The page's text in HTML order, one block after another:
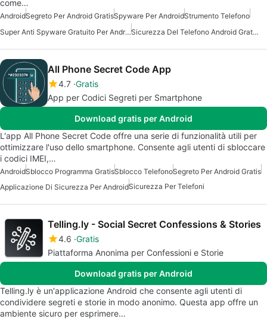
come…
AndroidSegreto Per Android GratisSpyware Per AndroidStrumento Telefono
Super Anti Spyware Gratuito Per Android
Sicurezza Del Telefono Android Gratuita
All Phone Secret Code App
4.7 Gratis
App per Codici Segreti per Smartphone
Download gratis per Android
L'app All Phone Secret Code offre una serie di funzionalità utili per
ottimizzare l'uso dello smartphone. Consente agli utenti di sbloccare
i codici IMEI,…
AndroidSblocco Programma GratisSblocco TelefonoSegreto Per Android Gratis
Applicazione Di Sicurezza Per AndroidSicurezza Per Telefoni
Telling.ly - Social Secret Confessions & Stories
4.6 Gratis
Piattaforma Anonima per Confessioni e Storie
Download gratis per Android
Telling.ly è un'applicazione Android che consente agli utenti di
condividere segreti e storie in modo anonimo. Questa app offre un
ambiente sicuro per esprimere…